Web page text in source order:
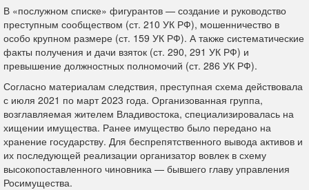
В «послужном списке» фигурантов — создание и руководство
преступным сообществом (ст. 210 УК РФ), мошенничество в
особо крупном размере (ст. 159 УК РФ). А также систематические
факты получения и дачи взяток (ст. 290, 291 УК РФ) и
превышение должностных полномочий (ст. 286 УК РФ).
Согласно материалам следствия, преступная схема действовала
с июля 2021 по март 2023 года. Организованная группа,
возглавляемая жителем Владивостока, специализировалась на
хищении имущества. Ранее имущество было передано на
хранение государству. Для беспрепятственного вывода активов и
их последующей реализации организатор вовлек в схему
высокопоставленного чиновника — бывшего главу управления
Росимущества.